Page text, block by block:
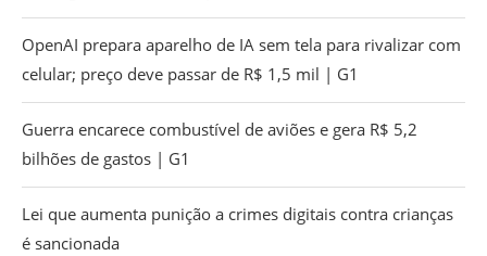
OpenAI prepara aparelho de IA sem tela para rivalizar com
celular; preço deve passar de R$ 1,5 mil | G1
Guerra encarece combustível de aviões e gera R$ 5,2
bilhões de gastos | G1
Lei que aumenta punição a crimes digitais contra crianças
é sancionada